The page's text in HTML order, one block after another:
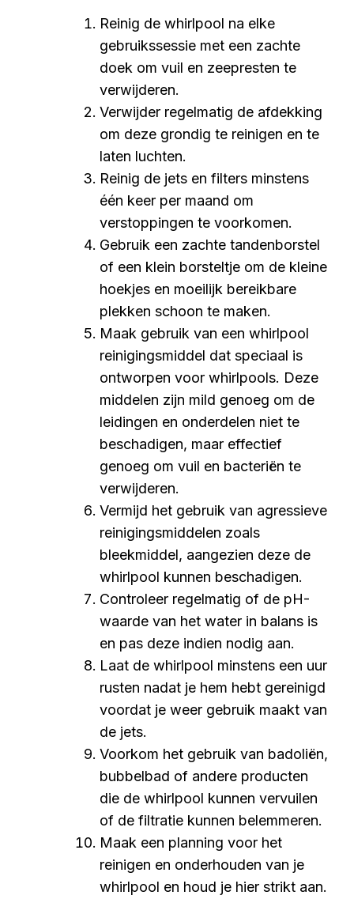
Reinig de whirlpool na elke
gebruikssessie met een zachte
doek om vuil en zeepresten te
verwijderen.
Verwijder regelmatig de afdekking
om deze grondig te reinigen en te
laten luchten.
Reinig de jets en filters minstens
één keer per maand om
verstoppingen te voorkomen.
Gebruik een zachte tandenborstel
of een klein borsteltje om de kleine
hoekjes en moeilijk bereikbare
plekken schoon te maken.
Maak gebruik van een whirlpool
reinigingsmiddel dat speciaal is
ontworpen voor whirlpools. Deze
middelen zijn mild genoeg om de
leidingen en onderdelen niet te
beschadigen, maar effectief
genoeg om vuil en bacteriën te
verwijderen.
Vermijd het gebruik van agressieve
reinigingsmiddelen zoals
bleekmiddel, aangezien deze de
whirlpool kunnen beschadigen.
Controleer regelmatig of de pH-
waarde van het water in balans is
en pas deze indien nodig aan.
Laat de whirlpool minstens een uur
rusten nadat je hem hebt gereinigd
voordat je weer gebruik maakt van
de jets.
Voorkom het gebruik van badoliën,
bubbelbad of andere producten
die de whirlpool kunnen vervuilen
of de filtratie kunnen belemmeren.
Maak een planning voor het
reinigen en onderhouden van je
whirlpool en houd je hier strikt aan.